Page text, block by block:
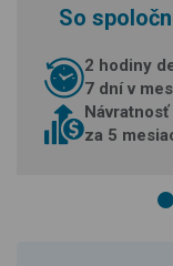
So
2 hodiny
7 dní v
Návratnosť
za 5